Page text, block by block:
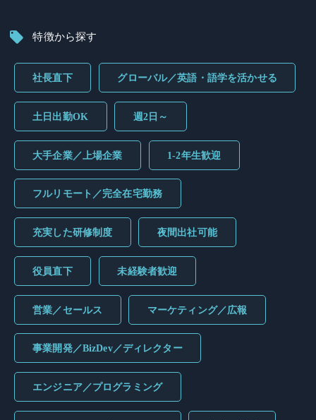
特徴から探す
社長直下 グローバル／英語・語学を活かせる
土日出勤OK 週2日～
大手企業／上場企業 1-2年生歓迎
フルリモート／完全在宅勤務
充実した研修制度 夜間出社可能
役員直下 未経験者歓迎
営業／セールス マーケティング／広報
事業開発／BizDev／ディレクター
エンジニア／プログラミング